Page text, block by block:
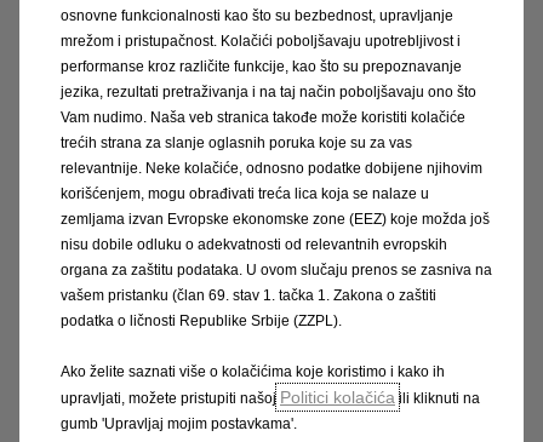
svaku vožnju.
Na web straniciwww.opel.bazatražite
ponudu putem poveznice ili posjetite svog
najbližeg Opel partnera te izaberite jedan od
popularnih Opelovih modela koji će se najbolje
uklopiti u vašu porodicu.
Budite brzi i ne propustiteOpel Fest– slavimo
zajedno uz fantastične cijene!
Oznake:FLEET,EVENTS,PRODUCT NEWS,CORPORATE NEWS
Prikaži sve
osnovne funkcionalnosti kao što su bezbednost, upravljanje
mrežom i pristupačnost. Kolačići poboljšavaju upotrebljivost i
performanse kroz različite funkcije, kao što su prepoznavanje
jezika, rezultati pretraživanja i na taj način poboljšavaju ono što
Vam nudimo. Naša veb stranica takođe može koristiti kolačiće
trećih strana za slanje oglasnih poruka koje su za vas
relevantnije. Neke kolačiće, odnosno podatke dobijene njihovim
korišćenjem, mogu obrađivati treća lica koja se nalaze u
zemljama izvan Evropske ekonomske zone (EEZ) koje možda još
nisu dobile odluku o adekvatnosti od relevantnih evropskih
organa za zaštitu podataka. U ovom slučaju prenos se zasniva na
vašem pristanku (član 69. stav 1. tačka 1. Zakona o zaštiti
podatka o ličnosti Republike Srbije (ZZPL).
Ako želite saznati više o kolačićima koje koristimo i kako ih
upravljati, možete pristupiti našoj Politici kolačića ili kliknuti na
gumb 'Upravljaj mojim postavkama'.